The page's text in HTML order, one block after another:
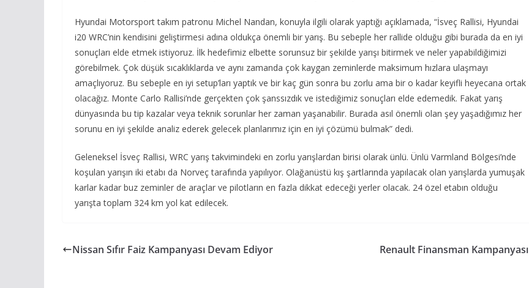
Hyundai Motorsport takım patronu Michel Nandan, konuyla ilgili olarak yaptığı açıklamada, “İsveç Rallisi, Hyundai
i20 WRC’nin kendisini geliştirmesi adına oldukça önemli bir yarış. Bu sebeple her rallide olduğu gibi burada da en iyi
sonuçları elde etmek istiyoruz. İlk hedefimiz elbette sorunsuz bir şekilde yarışı bitirmek ve neler yapabildiğimizi
görebilmek. Çok düşük sıcaklıklarda ve aynı zamanda çok kaygan zeminlerde maksimum hızlara ulaşmayı
amaçlıyoruz. Bu sebeple en iyi setup’ları yaptık ve bir kaç gün sonra bu zorlu ama bir o kadar keyifli heyecana ortak
olacağız. Monte Carlo Rallisi’nde gerçekten çok şanssızdık ve istediğimiz sonuçları elde edemedik. Fakat yarış
dünyasında bu tip kazalar veya teknik sorunlar her zaman yaşanabilir. Burada asıl önemli olan şey yaşadığımız her
sorunu en iyi şekilde analiz ederek gelecek planlarımız için en iyi çözümü bulmak” dedi.
Geleneksel İsveç Rallisi, WRC yarış takvimindeki en zorlu yarışlardan birisi olarak ünlü. Ünlü Varmland Bölgesi’nde
koşulan yarışın iki etabı da Norveç tarafında yapılıyor. Olağanüstü kış şartlarında yapılacak olan yarışlarda yumuşak
karlar kadar buz zeminler de araçlar ve pilotların en fazla dikkat edeceği yerler olacak. 24 özel etabın olduğu
yarışta toplam 324 km yol kat edilecek.
Nissan Sıfır Faiz Kampanyası Devam Ediyor Renault Finansman Kampanyası